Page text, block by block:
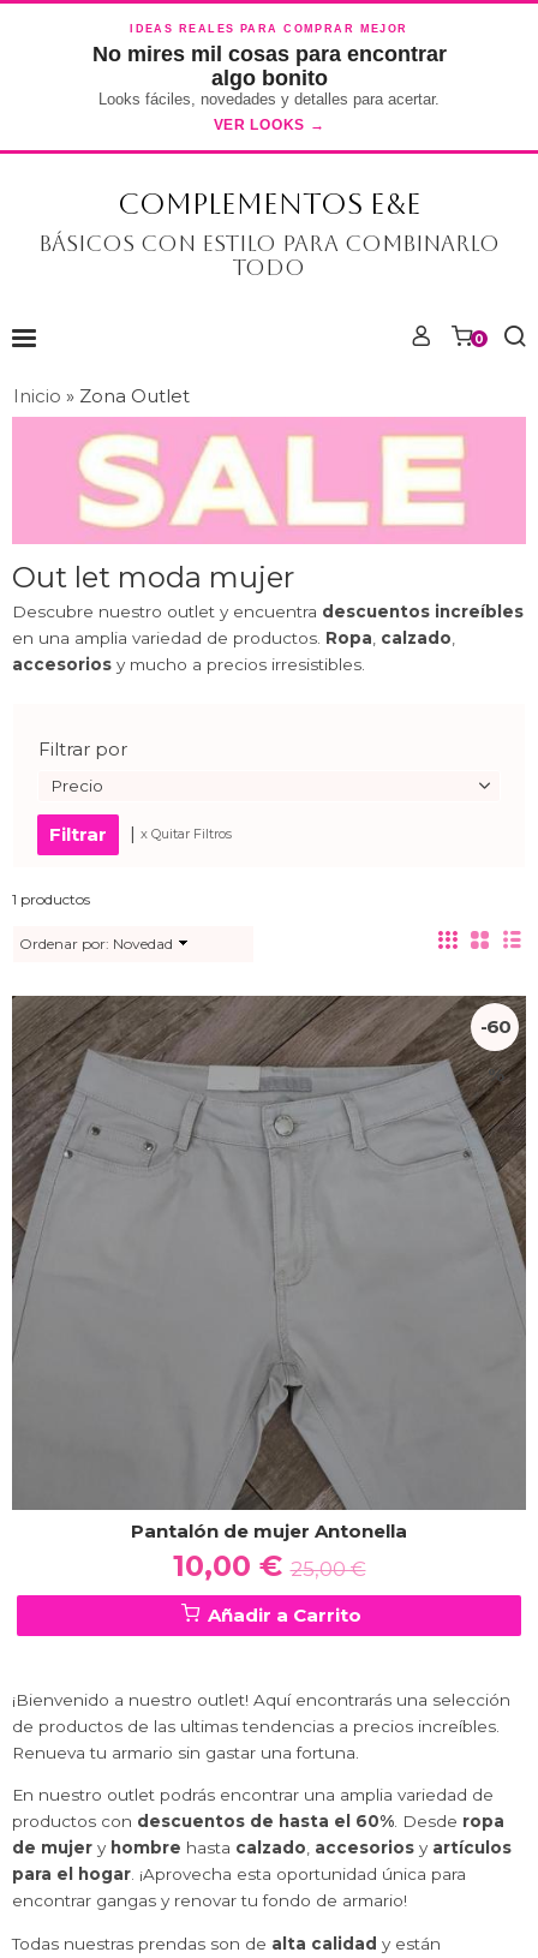
IDEAS REALES PARA COMPRAR MEJOR
No mires mil cosas para encontrar
algo bonito
Looks fáciles, novedades y detalles para acertar.
VER LOOKS →
COMPLEMENTOS E&E
Básicos con estilo para combinarlo
todo
0
Inicio » Zona Outlet
Out let moda mujer
Descubre nuestro outlet y encuentra descuentos increíbles
en una amplia variedad de productos. Ropa, calzado,
accesorios y mucho a precios irresistibles.
Filtrar por
Precio
| x Quitar Filtros
1 productos
Ordenar por: Novedad
-60
%
Pantalón de mujer Antonella
10,00 €25,00 €
Añadir a Carrito
¡Bienvenido a nuestro outlet! Aquí encontrarás una selección
de productos de las ultimas tendencias a precios increíbles.
Renueva tu armario sin gastar una fortuna.
En nuestro outlet podrás encontrar una amplia variedad de
productos con descuentos de hasta el 60% . Desde ropa
de mujer y hombre hasta calzado accesorios y artículos
para el hogar . ¡Aprovecha esta oportunidad única para
encontrar gangas y renovar tu fondo de armario!
Todas nuestras prendas son de alta calidad y están